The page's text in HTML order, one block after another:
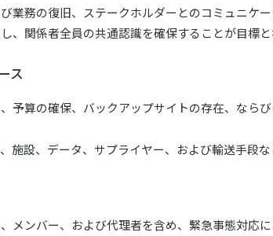
業務の復旧、ステークホルダーとのコミュニケ
、関係者全員の共通認識を確保することが目標と
ス
予算の確保、バックアップサイトの存在、なら
施設、データ、サプライヤー、および輸送手段な
メンバー、および代理者を含め、緊急事態対応